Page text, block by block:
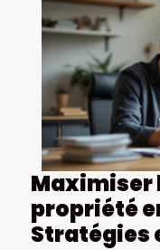
Maximiser
propriété
Stratégies